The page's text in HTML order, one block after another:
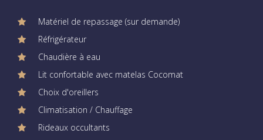
Matériel de repassage (sur demande)
Réfrigérateur
Chaudière à eau
Lit confortable avec matelas Cocomat
Choix d'oreillers
Climatisation / Chauffage
Rideaux occultants